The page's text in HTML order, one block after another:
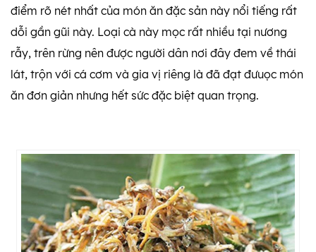
điểm rõ nét nhất của món ăn đặc sản này nổi tiếng rất
dỗi gần gũi này. Loại cà này mọc rất nhiều tại nương
rẫy, trên rừng nên được người dân nơi đây đem về thái
lát, trộn với cá cơm và gia vị riêng là đã đạt đưuọc món
ăn đơn giản nhưng hết sức đặc biệt quan trọng.